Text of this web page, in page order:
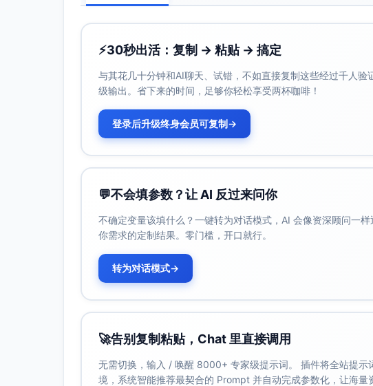
cancelled 等）会原样向上抛出。
该函数使用 JSONDecoder 的默认配置，需确保后端
仅将 2xx 视为成功，服务端即便返回错误信息的
此函数为异步方法（async/await），调用方需在异步
actor 上进行。
示例接口为https://api.example.com/weather，city
保管 apiKey，避免在客户端明文暴露。
⚡30秒出活：复制 → 粘贴 → 搞定
与其花几十分钟和AI聊天、试错，不如直接复制这些经过千人
级输出。省下来的时间，足够你轻松享受两杯咖啡！
登录后升级终身会员可复制→
💬不会填参数？让 AI 反过来问你
不确定变量该填什么？一键转为对话模式，AI 会像资深顾问一
你需求的定制结果。零门槛，开口就行。
转为对话模式→
🚀告别复制粘贴，Chat 里直接调用
无需切换，输入 / 唤醒 8000+ 专家级提示词。 插件将全站提
境，系统智能推荐最契合的 Prompt 并自动完成参数化，让海量